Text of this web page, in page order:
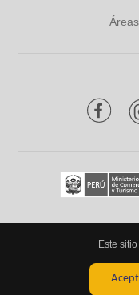
Todos los
Este